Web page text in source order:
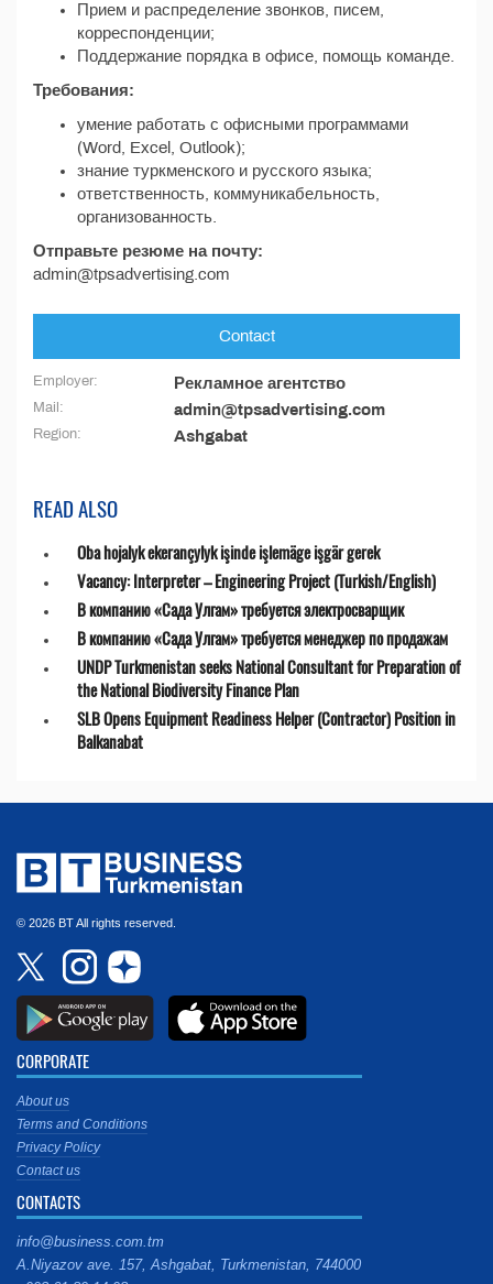
Прием и распределение звонков, писем,
корреспонденции;
Поддержание порядка в офисе, помощь команде.
Требования:
умение работать с офисными программами
(Word, Excel, Outlook);
знание туркменского и русского языка;
ответственность, коммуникабельность,
организованность.
Отправьте резюме на почту:
admin@tpsadvertising.com
Contact
Employer: Рекламное агентство
Mail: admin@tpsadvertising.com
Region: Ashgabat
READ ALSO
Oba hojalyk ekerançylyk işinde işlemäge işgär gerek
Vacancy: Interpreter – Engineering Project (Turkish/English)
В компанию «Сада Улгам» требуется электросварщик
В компанию «Сада Улгам» требуется менеджер по продажам
UNDP Turkmenistan seeks National Consultant for Preparation of
the National Biodiversity Finance Plan
SLB Opens Equipment Readiness Helper (Contractor) Position in
Balkanabat
© 2026 BT All rights reserved.
CORPORATE
About us
Terms and Conditions
Privacy Policy
Contact us
CONTACTS
info@business.com.tm
A.Niyazov ave. 157, Ashgabat, Turkmenistan, 744000